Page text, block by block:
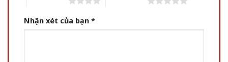
Nhận xét của bạn *